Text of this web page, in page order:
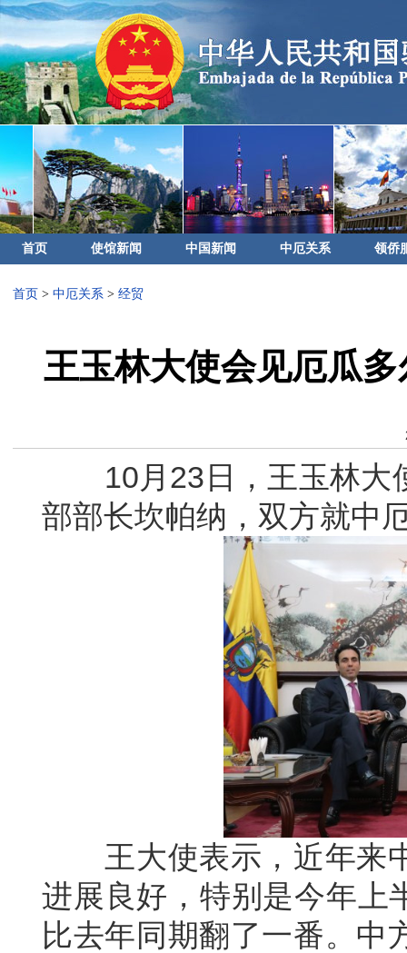
首页 使馆新闻 中国新闻 中厄关系 领侨
首页 > 中厄关系 > 经贸
王玉林大使会见厄瓜
10月23日，王玉林大
部部长坎帕纳，双方就中
王大使表示，近年来中
进展良好，特别是今年上
比去年同期翻了一番。中